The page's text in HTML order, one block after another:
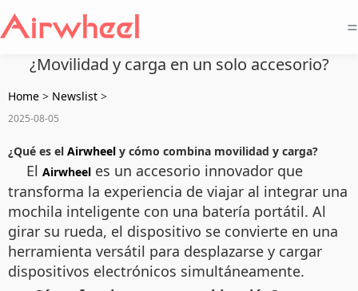
=
¿Movilidad y carga en un solo accesorio?
Home > Newslist >
2025-08-05
¿Qué es el Airwheel y cómo combina movilidad y carga?
El Airwheel es un accesorio innovador que
transforma la experiencia de viajar al integrar una
mochila inteligente con una batería portátil. Al
girar su rueda, el dispositivo se convierte en una
herramienta versátil para desplazarse y cargar
dispositivos electrónicos simultáneamente.